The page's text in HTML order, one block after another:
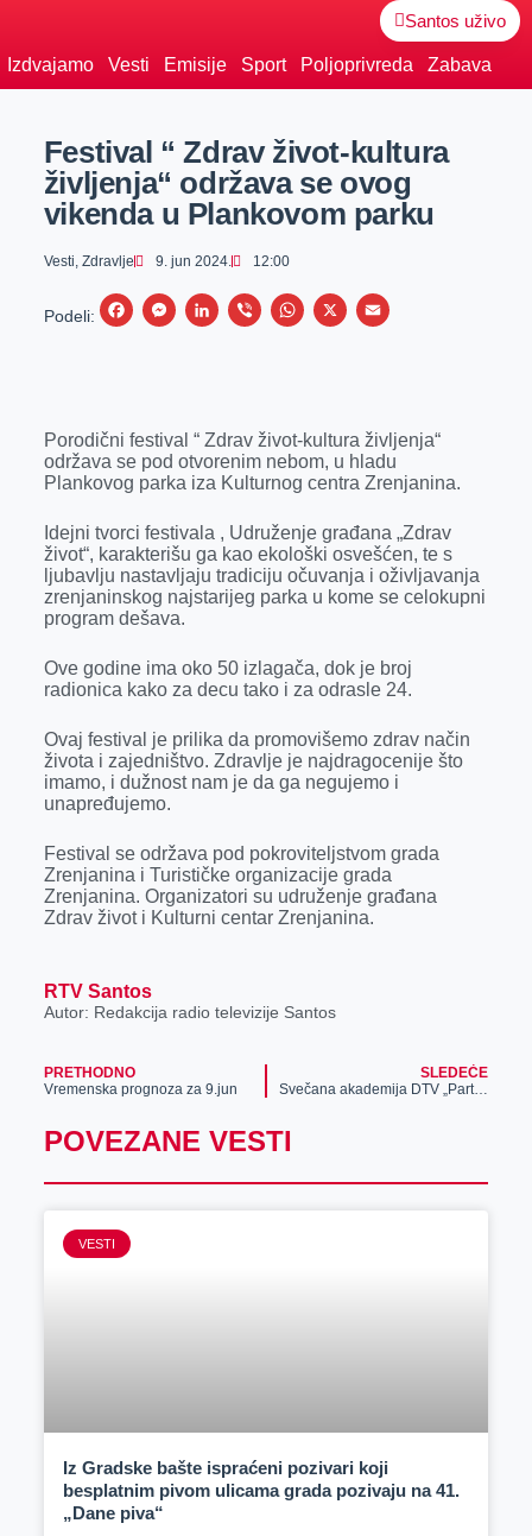
Santos uživo
Izdvajamo Vesti Emisije Sport Poljoprivreda Zabava
Festival “ Zdrav život-kultura
življenja“ održava se ovog
vikenda u Plankovom parku
Vesti, Zdravlje 9. jun 2024. 12:00
Podeli:
F
b
o
k
M
e
n
e
r
L
e
d
n
V
r
W
s
A
p
X
E
l
Porodični festival “ Zdrav život-kultura življenja“
održava se pod otvorenim nebom, u hladu
Plankovog parka iza Kulturnog centra Zrenjanina.
Idejni tvorci festivala , Udruženje građana „Zdrav
život“, karakterišu ga kao ekološki osvešćen, te s
ljubavlju nastavljaju tradiciju očuvanja i oživljavanja
zrenjaninskog najstarijeg parka u kome se celokupni
program dešava.
Ove godine ima oko 50 izlagača, dok je broj
radionica kako za decu tako i za odrasle 24.
Ovaj festival je prilika da promovišemo zdrav način
života i zajedništvo. Zdravlje je najdragocenije što
imamo, i dužnost nam je da ga negujemo i
unapređujemo.
Festival se održava pod pokroviteljstvom grada
Zrenjanina i Turističke organizacije grada
Zrenjanina. Organizatori su udruženje građana
Zdrav život i Kulturni centar Zrenjanina.
RTV Santos
Autor: Redakcija radio televizije Santos
PRETHODNO
Vremenska prognoza za 9.jun
SLEDEĆE
Svečana akademija DTV „Partizan“ Klek 1964
POVEZANE VESTI
VESTI
Iz Gradske bašte ispraćeni pozivari koji
besplatnim pivom ulicama grada pozivaju na 41.
„Dane piva“